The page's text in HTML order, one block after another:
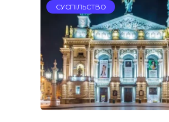
СУСПІЛЬСТВО